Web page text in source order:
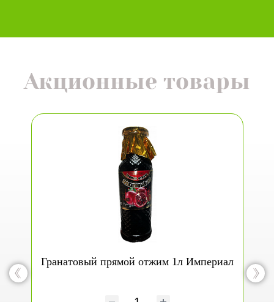
Акционные товары
Гранатовый прямой отжим 1л Империал